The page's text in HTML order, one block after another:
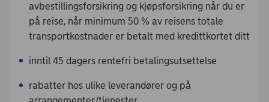
avbestillingsforsikring og kjøpsforsikring når du er
på reise, når minimum 50 % av reisens totale
transportkostnader er betalt med kredittkortet ditt
inntil 45 dagers rentefri betalingsutsettelse
rabatter hos ulike leverandører og på